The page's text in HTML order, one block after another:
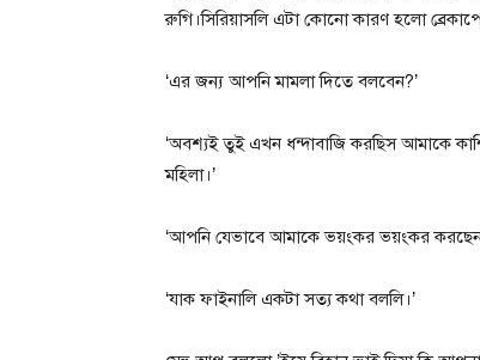
রুগি।সিরিয়াসলি এটা কোনো কারণ হলো
‘এর জন্য আপনি মামলা দিতে বলবেন?’
‘অবশ্যই তুই এখন ধন্দাবাজি করছিস আমাকে
মহিলা।’
‘আপনি যেভাবে আমাকে ভয়ংকর ভয়ংকর
‘যাক ফাইনালি একটা সত্য কথা বললি।’